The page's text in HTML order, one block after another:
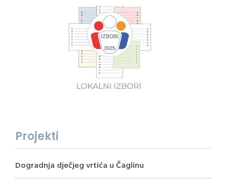
Projekti
Dogradnja dječjeg vrtića u Čaglinu